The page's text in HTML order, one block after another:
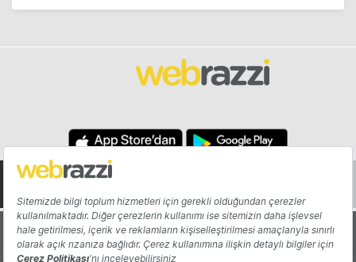
Hakkında Yazarlar